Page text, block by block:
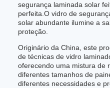
segurança laminada solar
perfeita.O vidro de
solar abundante ilumine a
proteção.
Originário da China, este
de técnicas de vidro
oferecendo uma mistura de
diferentes tamanhos de
diferentes necessidades e